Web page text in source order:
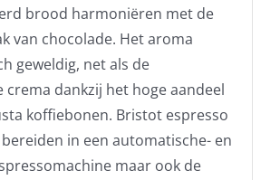
brood harmoniëren met de
van chocolade. Het aroma
geweldig, net als de
crema dankzij het hoge aandeel
koffiebonen. Bristot espresso
in een automatische- en
maar ook de